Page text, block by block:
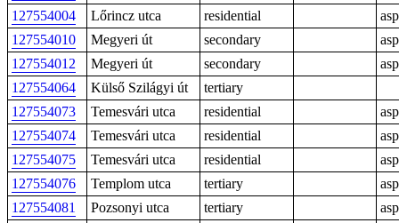
127554004
Lőrincz utca residential
127554010
Megyeri út secondary
127554012
Megyeri út secondary
127554064
Külső Szilágyi út
tertiary
127554073
Temesvári utca residential
127554074
Temesvári utca residential
127554075
Temesvári utca residential
127554076
Templom utca tertiary
127554081
Pozsonyi utca tertiary